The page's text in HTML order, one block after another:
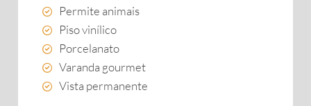
Permite animais
Piso vinílico
Porcelanato
Varanda gourmet
Vista permanente